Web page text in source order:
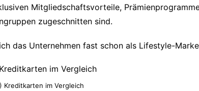
Mitgliedschaftsvorteile,
zugeschnitten sind.
das Unternehmen fast schon als Lifestyle-
Kreditkarten im Vergleich